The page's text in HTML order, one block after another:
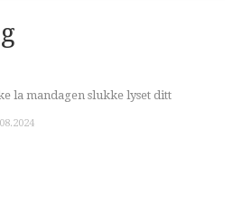
la mandagen slukke lyset ditt